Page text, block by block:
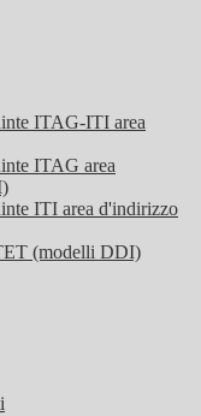
ITAG-ITI area
ITAG area
ITI area d'indirizzo
(modelli DDI)